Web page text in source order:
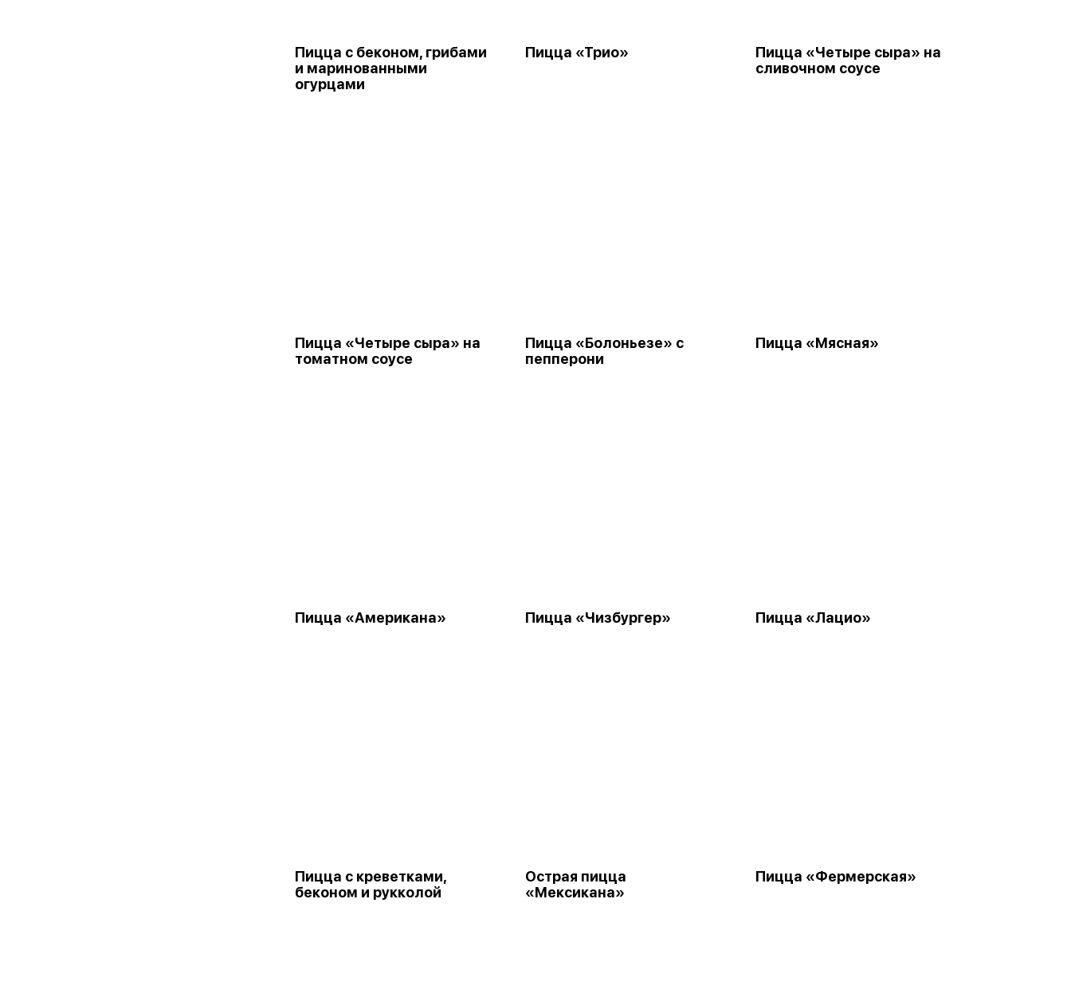
Пицца с беконом, грибами
и маринованными
огурцами
Пицца «Трио»
Пицца «Четыре сыра» на
сливочном соусе
Пицца «Четыре сыра» на
томатном соусе
Пицца «Болоньезе» с
пепперони
Пицца «Мясная»
Пицца «Американа» Пицца «Чизбургер» Пицца «Лацио»
Пицца с креветками,
беконом и рукколой
Острая пицца
«Мексикана»
Пицца «Фермерская»